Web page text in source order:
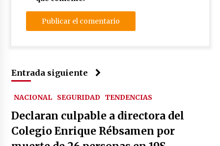
Entrada siguiente
NACIONAL SEGURIDAD TENDENCIAS
Declaran culpable a directora del
Colegio Enrique Rébsamen por